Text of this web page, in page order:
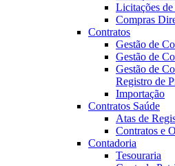
Licitações
Compras
Contratos
Gestão de
Gestão de
Gestão de
Registro de
Importação
Contratos Saúde
Atas de
Contratos e
Contadoria
Tesouraria